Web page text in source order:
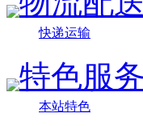
快递运输
特色服务
本站特色